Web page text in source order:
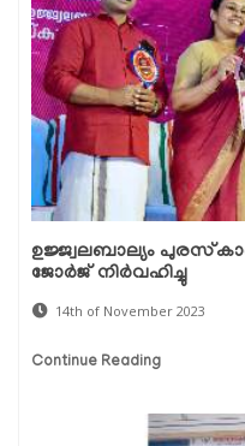
ഉജ്ജ്വലബാല്യം
ജോർജ് നിർവഹിച്ചു
14th of November 2023
Continue Reading